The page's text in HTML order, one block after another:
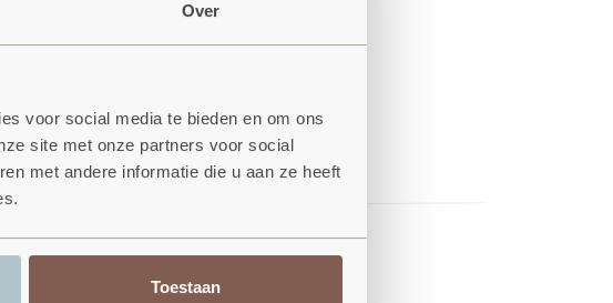
Over
voor social media te bieden en om ons
site met onze partners voor social
met andere informatie die u aan ze heeft
Toestaan